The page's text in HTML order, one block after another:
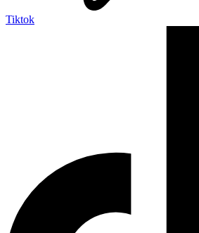
Tiktok